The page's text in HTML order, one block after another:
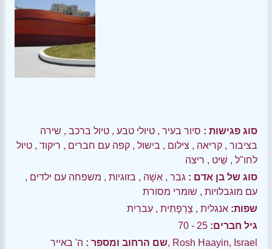
סוג פגישות : סיור בעיר , טיולי טבע , טיול ברכב , שירה
בציבור , קריאה , צילום , בישול , קפה עם חברים , ריקוד , טיול
לחו"ל , שַׁיִט , ריצה
סוג של בן אדם : גבר , אִשָׁה , בזוגיות , משפחה עם ילדים ,
עם מוגבלויות , שומרי מסורת
שפות: אנגלית , צָרְפָתִית , עִברִית
גיל חברים: 25 - 70
שם הרחוב ומספר :ה' באייר, Rosh Haayin, Israel